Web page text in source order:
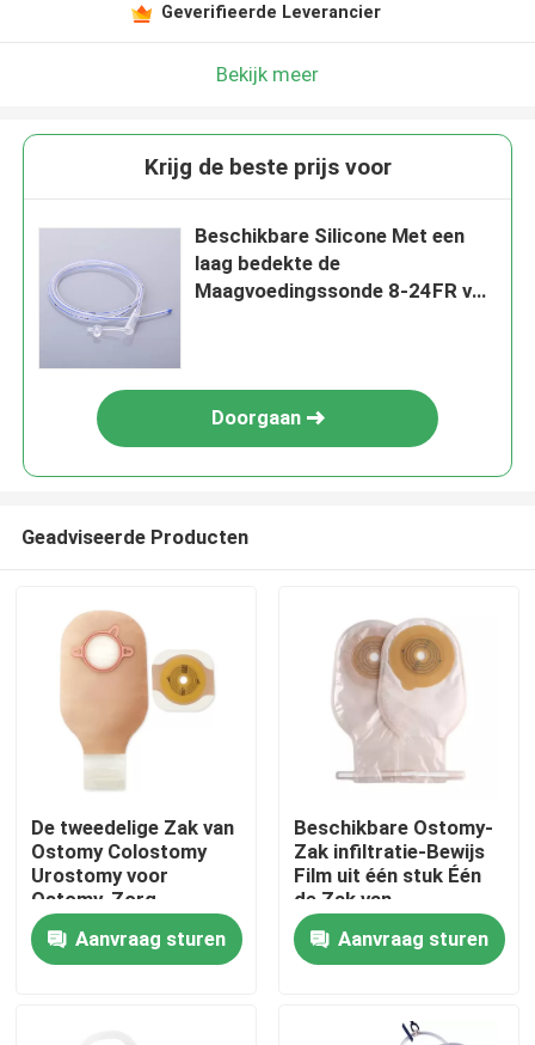
Thuis
Producten
Geverifieerde Leverancier
Bekijk meer
Krijg de beste prijs voor
Beschikbare Silicone Met een
laag bedekte de
Maagvoedingssonde 8-24FR van
Doorgaan
Geadviseerde Producten
De tweedelige Zak van
Ostomy Colostomy
Urostomy voor
Ostomy-Zorg
Aanvraag sturen
Beschikbare Ostomy-
Zak infiltratie-Bewijs
Film uit één stuk Één
de Zak van
Lichaamscolostomy
Aanvraag sturen